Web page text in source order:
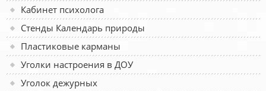
Кабинет психолога
Стенды Календарь природы
Пластиковые карманы
Уголки настроения в ДОУ
Уголок дежурных